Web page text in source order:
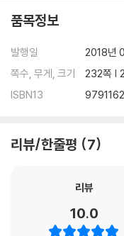
품목정보
발행일
2018년
쪽수, 무게, 크기
232쪽 |
ISBN13
리뷰/한줄평 7
리뷰
10.0